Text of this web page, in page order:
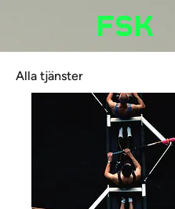
Alla tjänster